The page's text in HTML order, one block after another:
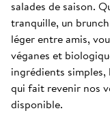
salades de saison.
tranquille, un
léger entre amis,
véganes et
ingrédients
qui fait revenir nos
disponible.